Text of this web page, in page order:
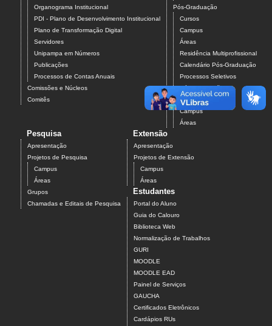
Organograma Institucional
PDI - Plano de Desenvolvimento Institucional
Plano de Transformação Digital
Servidores
Unipampa em Números
Publicações
Processos de Contas Anuais
Comissões e Núcleos
Comitês
Pós-Graduação
Cursos
Campus
Áreas
Residência Multiprofissional
Calendário Pós-Graduação
Processos Seletivos
Pós-Graduação
Projetos
Campus
Áreas
Pesquisa
Apresentação
Projetos de Pesquisa
Campus
Áreas
Grupos
Chamadas e Editais de Pesquisa
Extensão
Apresentação
Projetos de Extensão
Campus
Áreas
Estudantes
Portal do Aluno
Guia do Calouro
Biblioteca Web
Normalização de Trabalhos
GURI
MOODLE
MOODLE EAD
Painel de Serviços
GAUCHA
Certificados Eletrônicos
Cardápios RUs